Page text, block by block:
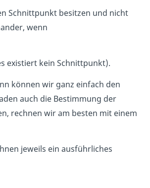
Schnittpunkt besitzen und nicht
wenn
existiert kein Schnittpunkt).
können wir ganz einfach den
auch die Bestimmung der
rechnen wir am besten mit einem
jeweils ein ausführliches